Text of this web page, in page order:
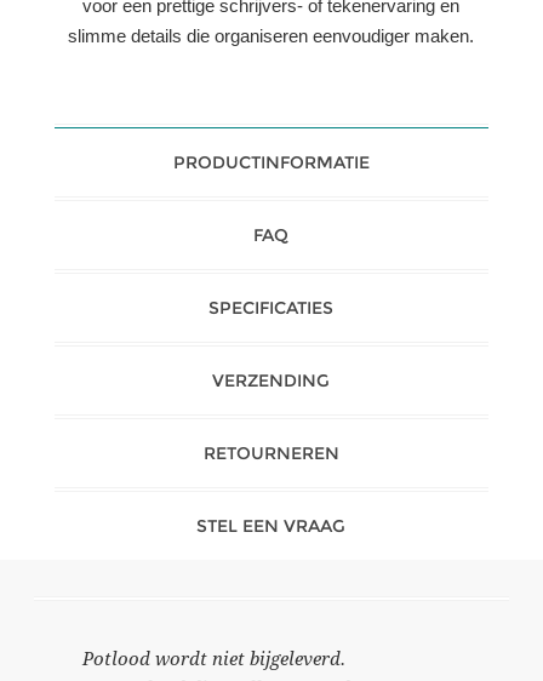
voor een prettige schrijvers- of tekenervaring en
slimme details die organiseren eenvoudiger maken.
PRODUCTINFORMATIE
FAQ
SPECIFICATIES
VERZENDING
RETOURNEREN
STEL EEN VRAAG
Potlood wordt niet bijgeleverd.